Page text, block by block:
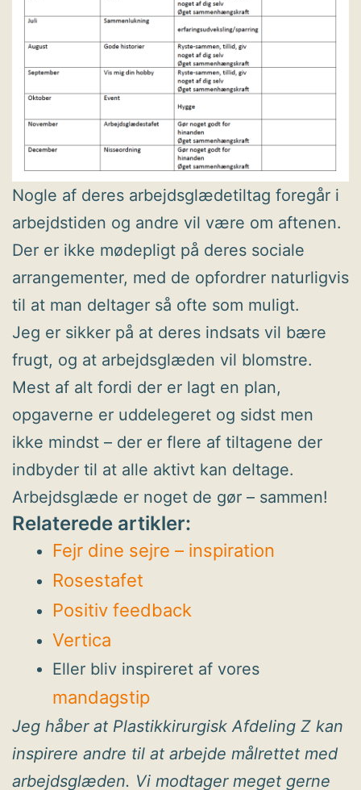
Nogle af deres arbejdsglædetiltag foregår i
arbejdstiden og andre vil være om aftenen.
Der er ikke mødepligt på deres sociale
arrangementer, med de opfordrer naturligvis
til at man deltager så ofte som muligt.
Jeg er sikker på at deres indsats vil bære
frugt, og at arbejdsglæden vil blomstre.
Mest af alt fordi der er lagt en plan,
opgaverne er uddelegeret og sidst men
ikke mindst – der er flere af tiltagene der
indbyder til at alle aktivt kan deltage.
Arbejdsglæde er noget de gør – sammen!
Relaterede artikler:
Fejr dine sejre – inspiration
Rosestafet
Positiv feedback
Vertica
Eller bliv inspireret af vores
mandagstip
Jeg håber at Plastikkirurgisk Afdeling Z kan
inspirere andre til at arbejde målrettet med
arbejdsglæden. Vi modtager meget gerne